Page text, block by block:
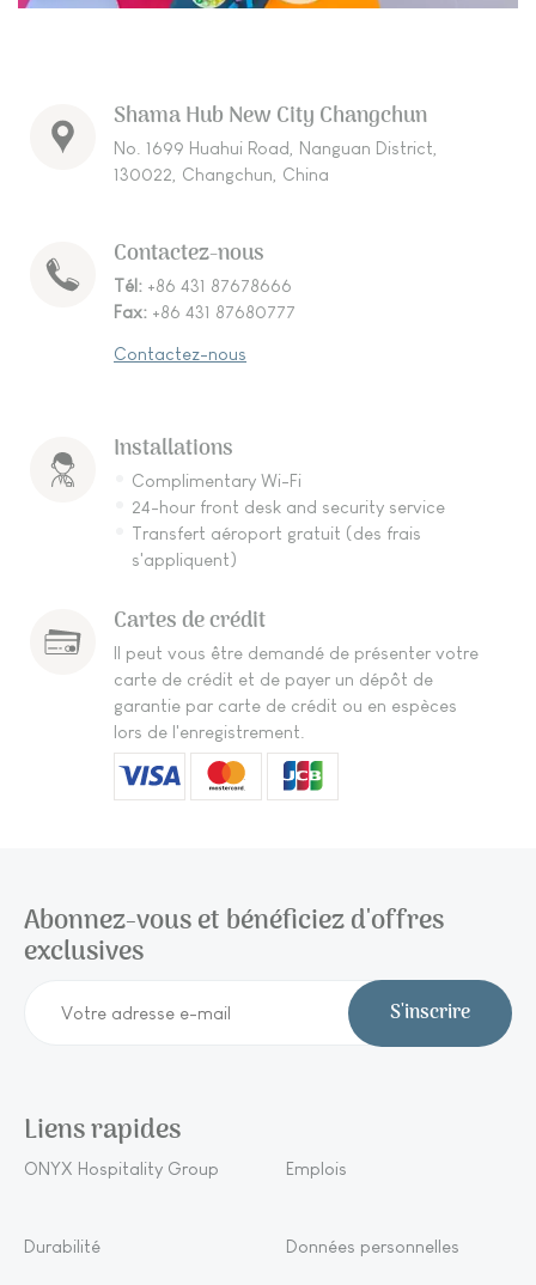
Shama Hub New City Changchun
No. 1699 Huahui Road, Nanguan District,
130022, Changchun, China
Contactez-nous
Tél: +86 431 87678666
Fax: +86 431 87680777
Contactez-nous
Installations
Complimentary Wi-Fi
24-hour front desk and security service
Transfert aéroport gratuit (des frais
s'appliquent)
Cartes de crédit
Il peut vous être demandé de présenter votre
carte de crédit et de payer un dépôt de
garantie par carte de crédit ou en espèces
lors de l'enregistrement.
Abonnez-vous et bénéficiez d'offres
exclusives
S'inscrire
Liens rapides
ONYX Hospitality Group
Durabilité
Emplois
Données personnelles